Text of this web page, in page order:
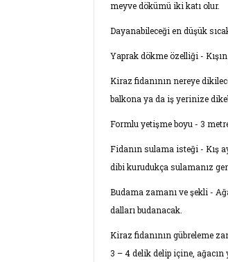
meyve dökümü iki katı olur.
Dayanabileceği en düşük
Yaprak dökme özelliği -
Kiraz fidanının nereye
balkona ya da iş yerinize
Formlu yetişme boyu - 3
Fidanın sulama isteği - Kış
dibi kurudukça sulamanız
Budama zamanı ve şekli -
dalları budanacak.
Kiraz fidanının gübreleme
3 – 4 delik delip içine, ağacın